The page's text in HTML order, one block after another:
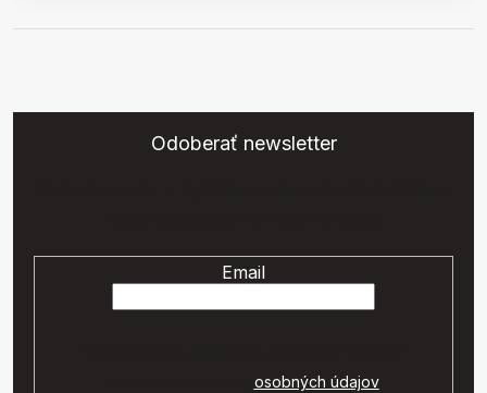
Odoberať newsletter
Email
osobných údajov.